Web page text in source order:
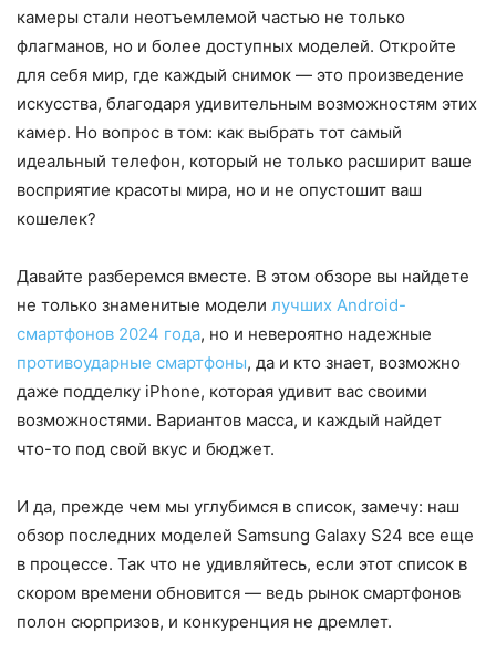
камеры стали неотъемлемой частью не только
флагманов, но и более доступных моделей. Откройте
для себя мир, где каждый снимок — это произведение
искусства, благодаря удивительным возможностям этих
камер. Но вопрос в том: как выбрать тот самый
идеальный телефон, который не только расширит ваше
восприятие красоты мира, но и не опустошит ваш
кошелек?
Давайте разберемся вместе. В этом обзоре вы найдете
не только знаменитые модели лучших Android-
смартфонов 2024 года, но и невероятно надежные
противоударные смартфоны, да и кто знает, возможно
даже подделку iPhone, которая удивит вас своими
возможностями. Вариантов масса, и каждый найдет
что-то под свой вкус и бюджет.
И да, прежде чем мы углубимся в список, замечу: наш
обзор последних моделей Samsung Galaxy S24 все еще
в процессе. Так что не удивляйтесь, если этот список в
скором времени обновится — ведь рынок смартфонов
полон сюрпризов, и конкуренция не дремлет.